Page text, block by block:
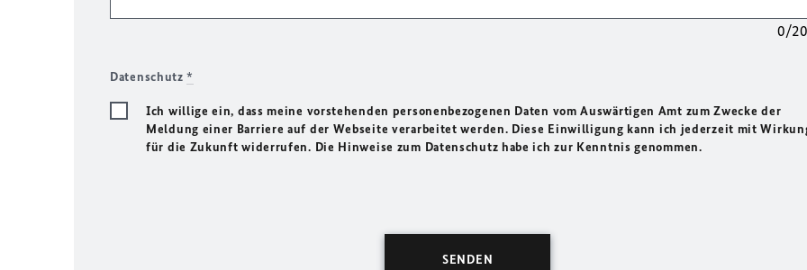
0/
Datenschutz*
Ich willige ein, dass meine vorstehenden personenbezogenen Daten vom Auswärtigen Amt zum Zwecke der
Meldung einer Barriere auf der Webseite verarbeitet werden. Diese Einwilligung kann ich jederzeit mit
für die Zukunft widerrufen. Die Hinweise zum Datenschutz habe ich zur Kenntnis genommen.